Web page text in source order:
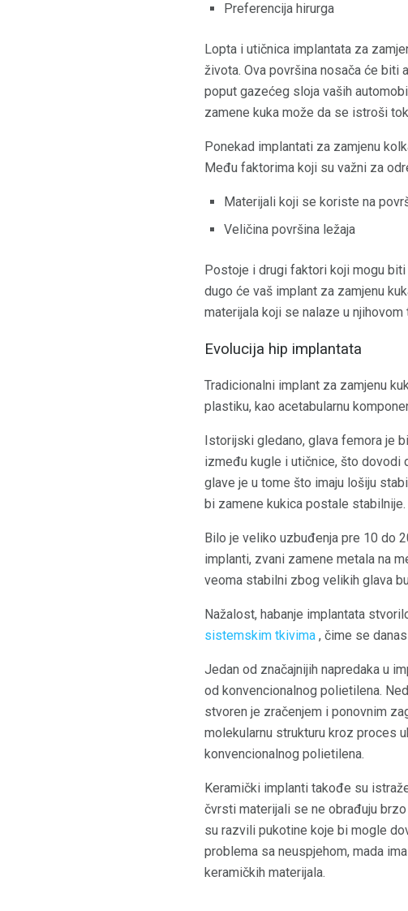
Preferencija hirurga
Lopta i utičnica implantata za
života. Ova površina nosača će
poput gazećeg sloja vaših
zamene kuka može da se istroši
Ponekad implantati za zamjenu
Među faktorima koji su važni za
Materijali koji se koriste na
Veličina površina ležaja
Postoje i drugi faktori koji mogu
dugo će vaš implant za zamjenu
materijala koji se nalaze u njihovom
Evolucija hip implantata
Tradicionalni implant za zamjenu
plastiku, kao acetabularnu
Istorijski gledano, glava femora je
između kugle i utičnice, što dovodi
glave je u tome što imaju lošiju
bi zamene kukica postale stabilnije.
Bilo je veliko uzbuđenja pre 10 do
implanti, zvani zamene metala na
veoma stabilni zbog velikih glava
Nažalost, habanje implantata
sistemskim tkivima , čime se
Jedan od značajnijih napredaka u
od konvencionalnog polietilena.
stvoren je zračenjem i ponovnim
molekularnu strukturu kroz proces
konvencionalnog polietilena.
Keramički implanti takođe su
čvrsti materijali se ne obrađuju
su razvili pukotine koje bi mogle
problema sa neuspjehom, mada
keramičkih materijala.